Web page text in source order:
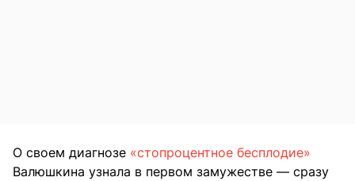
О своем диагнозе «стопроцентное бесплодие»
Валюшкина узнала в первом замужестве — сразу